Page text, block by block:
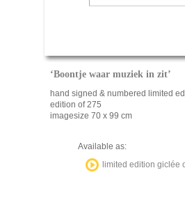
‘Boontje waar muziek in zit’
hand signed & numbered limited
edition of 275
imagesize 70 x 99 cm
Available as:
limited edition giclée